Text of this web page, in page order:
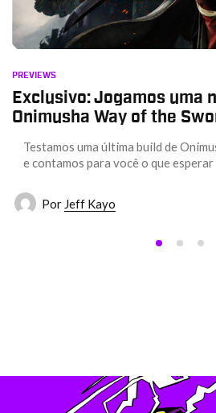
PREVIEWS
Exclusivo: Jogamos uma
Onimusha Way of the
Testamos uma última build de
e contamos para você o que esperar
Por Jeff Kayo